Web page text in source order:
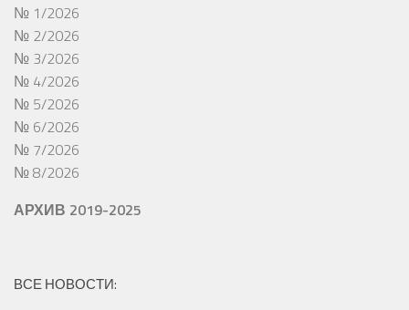
№ 1/2026
№ 2/2026
№ 3/2026
№ 4/2026
№ 5/2026
№ 6/2026
№ 7/2026
№ 8/2026
АРХИВ 2019-2025
ВСЕ НОВОСТИ: